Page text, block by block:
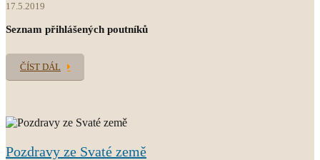
17.5.2019
Seznam přihlášených poutníků
ČÍST DÁL
Pozdravy ze Svaté země